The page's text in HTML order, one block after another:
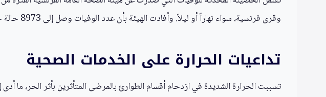
وقرى فرنسية، سواء نهاراً أو ليلاً. وأفادت الهيئة بأن عدد الوفيات وصل إلى 8973 حالة خلال تلك الأيام، مشيرة إلى أن هذا العدد لا يزال جزئياً فقط.
تداعيات الحرارة على الخدمات الصحية
تسببت الحرارة الشديدة في ازدحام أقسام الطوارئ بالمرضى المتأثرين بأثر الحر، ما